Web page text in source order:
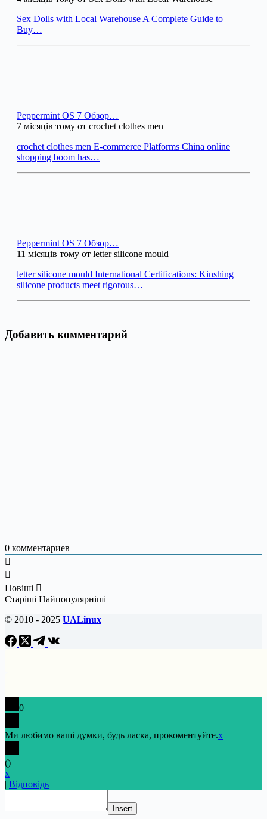
Sex Dolls with Local Warehouse A Complete Guide to
Buy…
Peppermint OS 7 Обзор…
7 місяців тому от crochet clothes men
crochet clothes men E-commerce Platforms China online
shopping boom has…
Peppermint OS 7 Обзор…
11 місяців тому от letter silicone mould
letter silicone mould International Certifications: Kinshing
silicone products meet rigorous…
Добавить комментарий
0 комментариев
Новіші
Старіші Найпопулярніші
© 2010 - 2025 UALinux
0
Ми любимо ваші думки, будь ласка, прокоментуйте.x
()
x
| Відповідь
Insert